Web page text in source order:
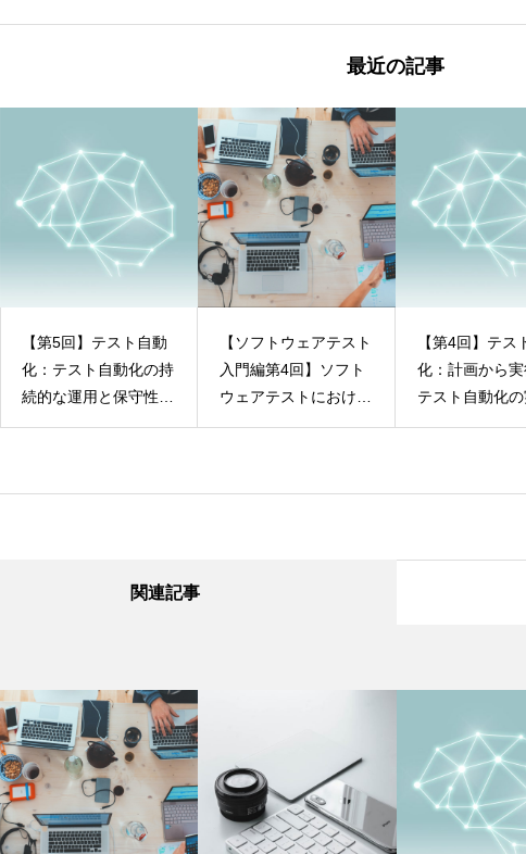
最近の記事
【第5回】テスト自動
化：テスト自動化の持
続的な運用と保守性向
上
【ソフトウェアテスト
入門編第4回】ソフト
ウェアテストにおける
V字モデルとW字モデ
【第4回】テス
化：計画から実
テスト自動化の
ロセス
関連記事